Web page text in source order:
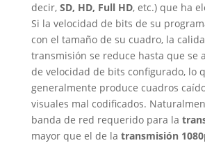
decir, SD, HD, Full HD, etc.) que ha
Si la velocidad de bits de su
con el tamaño de su cuadro, la
transmisión se reduce hasta que se
de velocidad de bits configurado, lo
generalmente produce cuadros
visuales mal codificados.
banda de red requerido para la
mayor que el de la transmisión